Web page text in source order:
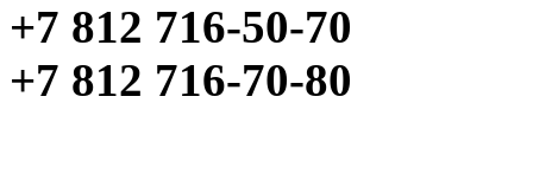
+7 812 716-50-70
+7 812 716-70-80